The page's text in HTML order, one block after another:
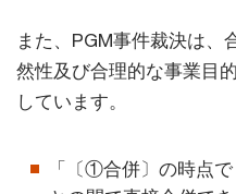
また、PGM事件裁決は、
然性及び合理的な事業目
しています。
「〔①合併〕の時点